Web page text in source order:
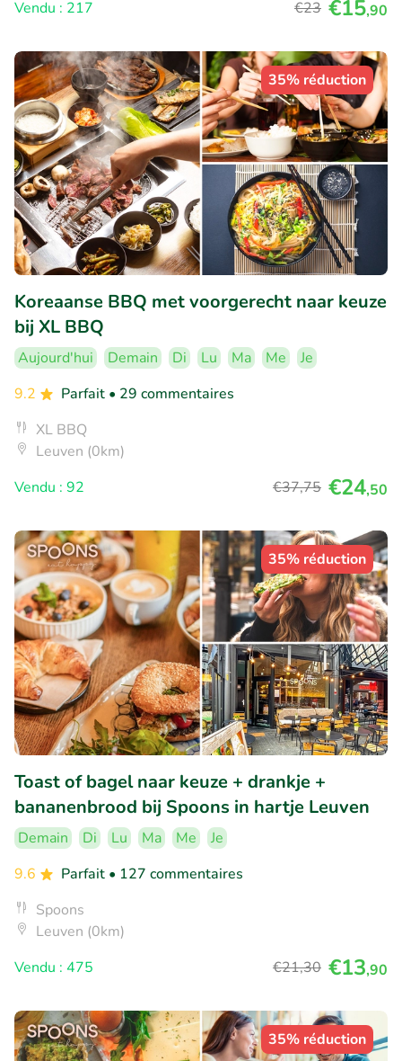
Vendu : 217 €23 €15,90
35% réduction
Koreaanse BBQ met voorgerecht naar keuze
bij XL BBQ
Aujourd'hui Demain Di Lu Ma Me
Je
9.2
Parfait • 29 commentaires
XL BBQ
Leuven (0km)
Vendu : 92
€37,75 €24,50
35% réduction
Toast of bagel naar keuze + drankje +
bananenbrood bij Spoons in hartje Leuven
Demain Di Lu Ma Me
Je
9.6
Parfait • 127 commentaires
Spoons
Leuven (0km)
Vendu : 475
€21,30 €13,90
35% réduction